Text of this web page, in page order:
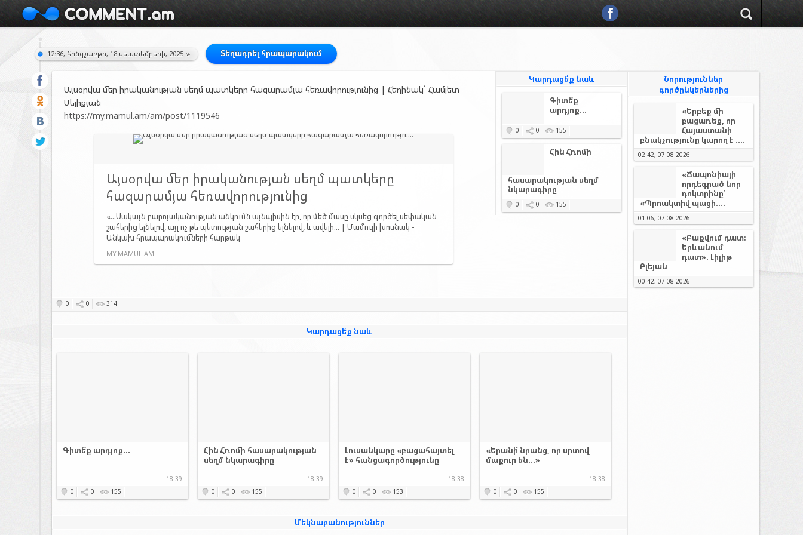
12:36, հինգշաբթի, 18 սեպտեմբերի, 2025 թ. Տեղադրել հրապարակում
Նորություններ
գործընկերներից
«Երբեք մի
բացառեք, որ
Հայաստանի
բնակչությունը կարող է ....
02:42, 07.08.2026
«Ճապոնիայի
որդեգրած նոր
դոկտրինը՝
«Պրոակտիվ պացի....
01:06, 07.08.2026
«Բաքվում դատ։
Երևանում
դատ». Լիլիթ
Բլեյան
00:42, 07.08.2026
Կարդացե՛ք նաև
Գիտե՞ք
արդյոք...
0 0 155
Հին Հռոմի
հասարակության սեղմ
նկարագիրը
0 0 155
Այսօրվա մեր իրականության սեղմ պատկերը հազարամյա հեռավորությունից | Հեղինակ` Համլետ
Մելիքյան
https://my.mamul.am/am/post/1119546
Այսօրվա մեր իրականության սեղմ պատկերը
հազարամյա հեռավորությունից
«...Սակայն բարոյականության անկումն այնպիսին էր, որ մեծ մասը սկսեց գործել սեփական
շահերից ելնելով, այլ ոչ թե պետության շահերից ելնելով, և ավելի... | Մամուլի խոսնակ -
Անկախ հրապարակումների հարթակ
MY.MAMUL.AM
0 0 314
Կարդացե՛ք նաև
Գիտե՞ք արդյոք...
18:39
0
0 155
Հին Հռոմի հասարակության
սեղմ նկարագիրը
18:39
0
0 155
Լուսանկարը «բացահայտել
է» հանցագործությունը
18:38
0
0 153
«Երանի՜ նրանց, որ սրտով
մաքուր են...»
18:38
0
0 155
Մեկնաբանություններ